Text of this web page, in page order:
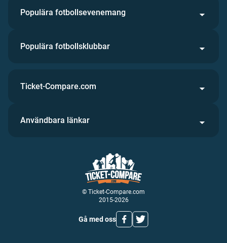
Populära fotbollsevenemang
Populära fotbollsklubbar
© Ticket-Compare.com
2015-2026
Gå med oss
Ticket-Compare.com
Användbara länkar